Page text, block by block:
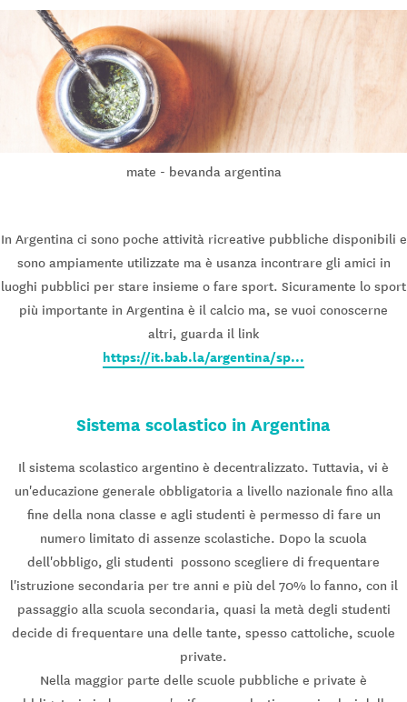
mate - bevanda argentina
In Argentina ci sono poche attività ricreative pubbliche disponibili e
sono ampiamente utilizzate ma è usanza incontrare gli amici in
luoghi pubblici per stare insieme o fare sport. Sicuramente lo sport
più importante in Argentina è il calcio ma, se vuoi conoscerne
altri, guarda il link
https://it.bab.la/argentina/sp...
Sistema scolastico in Argentina
Il sistema scolastico argentino è decentralizzato. Tuttavia, vi è
un'educazione generale obbligatoria a livello nazionale fino alla
fine della nona classe e agli studenti è permesso di fare un
numero limitato di assenze scolastiche. Dopo la scuola
dell'obbligo, gli studenti possono scegliere di frequentare
l'istruzione secondaria per tre anni e più del 70% lo fanno, con il
passaggio alla scuola secondaria, quasi la metà degli studenti
decide di frequentare una delle tante, spesso cattoliche, scuole
private.
Nella maggior parte delle scuole pubbliche e private è